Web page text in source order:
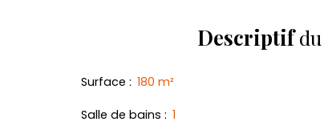
Descriptifdu
Surface : 180 m²
Salle de bains : 1